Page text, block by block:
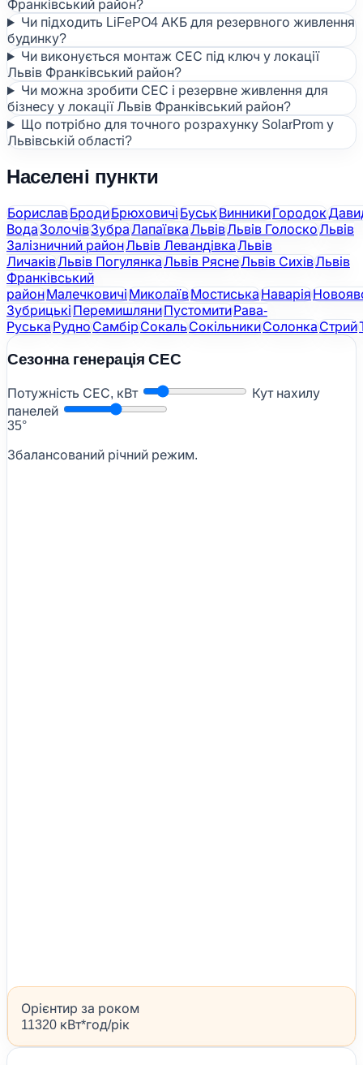
Франківський район?
Чи підходить LiFePO4 АКБ для резервного живлення
будинку?
Чи виконується монтаж СЕС під ключ у локації
Львів Франківський район?
Чи можна зробити СЕС і резервне живлення для
бізнесу у локації Львів Франківський район?
Що потрібно для точного розрахунку SolarProm у
Львівській області?
Населені пункти
БориславБродиБрюховичі БуськВинникиГородок
ВодаЗолочівЗубраЛапаївкаЛьвівЛьвів ГолоскоЛьвів
Залізничний районЛьвів ЛевандівкаЛьвів
ЛичаківЛьвів ПогулянкаЛьвів РяснеЛьвів СихівЛьвів
Франківський
районМалечковичі МиколаївМостиська Наварія
ЗубрицькіПеремишляниПустомитиРава-
РуськаРудно Самбір СокальСокільникиСолонка Стрий
Сезонна генерація СЕС
Потужність СЕС, кВт
Кут нахилу
панелей
35°
Збалансований річний режим.
Орієнтир за роком
11320 кВт*год/рік